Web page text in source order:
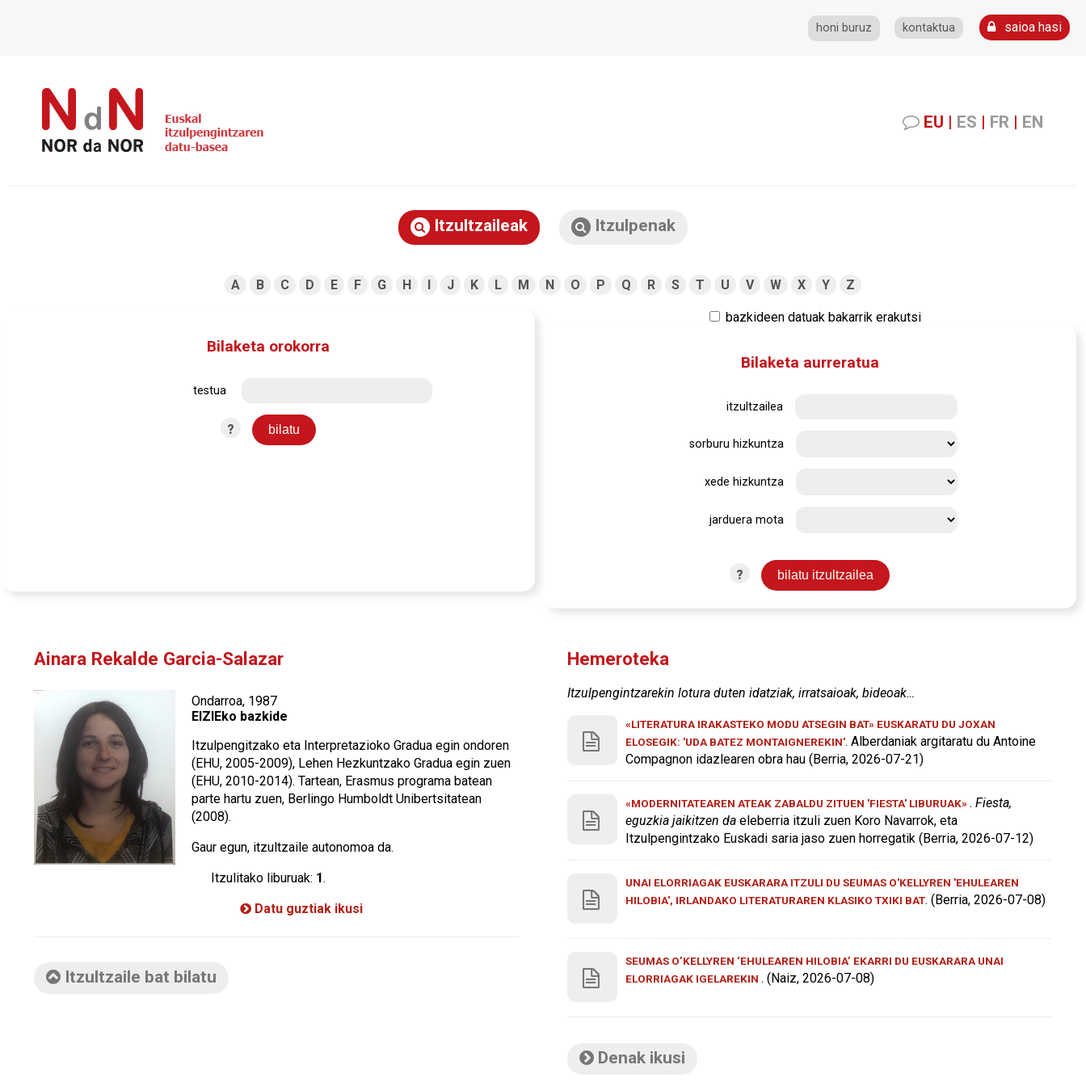
honi buruz kontaktua saioa hasi
EU | ES | FR | EN
Itzultzaileak Itzulpenak
A B C D E F G H I J K L M N O P Q R S T U V W X Y Z
bazkideen datuak bakarrik erakutsi
Bilaketa orokorra
testua
?
Bilaketa aurreratua
itzultzailea
sorburu hizkuntza
xede hizkuntza
jarduera mota
?
Ainara Rekalde Garcia-Salazar
Ondarroa, 1987
EIZIEko bazkide
Itzulpengitzako eta Interpretazioko Gradua egin ondoren
(EHU, 2005-2009), Lehen Hezkuntzako Gradua egin zuen
(EHU, 2010-2014). Tartean, Erasmus programa batean
parte hartu zuen, Berlingo Humboldt Unibertsitatean
(2008).
Gaur egun, itzultzaile autonomoa da.
Itzulitako liburuak: 1.
Datu guztiak ikusi
Itzultzaile bat bilatu
Hemeroteka
Itzulpengintzarekin lotura duten idatziak, irratsaioak, bideoak…
«LITERATURA IRAKASTEKO MODU ATSEGIN BAT» EUSKARATU DU JOXAN
ELOSEGIK: 'UDA BATEZ MONTAIGNEREKIN'. Alberdaniak argitaratu du Antoine
Compagnon idazlearen obra hau (Berria, 2026-07-21)
«MODERNITATEAREN ATEAK ZABALDU ZITUEN 'FIESTA' LIBURUAK» . Fiesta,
eguzkia jaikitzen da eleberria itzuli zuen Koro Navarrok, eta
Itzulpengintzako Euskadi saria jaso zuen horregatik (Berria, 2026-07-12)
UNAI ELORRIAGAK EUSKARARA ITZULI DU SEUMAS O'KELLYREN 'EHULEAREN
HILOBIA', IRLANDAKO LITERATURAREN KLASIKO TXIKI BAT. (Berria, 2026-07-08)
SEUMAS O’KELLYREN ‘EHULEAREN HILOBIA’ EKARRI DU EUSKARARA UNAI
ELORRIAGAK IGELAREKIN . (Naiz, 2026-07-08)
Denak ikusi